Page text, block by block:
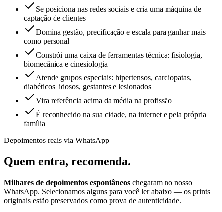
Se posiciona nas redes sociais e cria uma máquina de
captação de clientes
Domina gestão, precificação e escala para ganhar mais
como personal
Constrói uma caixa de ferramentas técnica: fisiologia,
biomecânica e cinesiologia
Atende grupos especiais: hipertensos, cardiopatas,
diabéticos, idosos, gestantes e lesionados
Vira referência acima da média na profissão
É reconhecido na sua cidade, na internet e pela própria
família
Depoimentos reais via WhatsApp
Quem entra, recomenda.
Milhares de depoimentos espontâneos chegaram no nosso
WhatsApp. Selecionamos alguns para você ler abaixo — os prints
originais estão preservados como prova de autenticidade.